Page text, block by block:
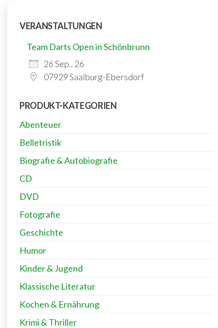
VERANSTALTUNGEN
Team Darts Open in Schönbrunn
26 Sep.. 26
07929 Saalburg-Ebersdorf
PRODUKT-KATEGORIEN
Abenteuer
Belletristik
Biografie & Autobiografie
CD
DVD
Fotografie
Geschichte
Humor
Kinder & Jugend
Klassische Literatur
Kochen & Ernährung
Krimi & Thriller